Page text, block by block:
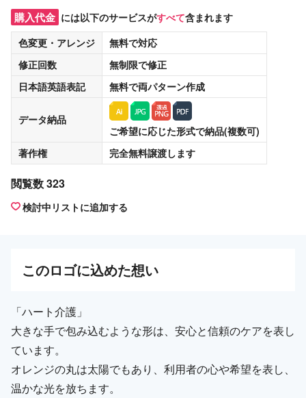
購入代金 には以下のサービスがすべて含まれます
色変更・アレンジ
無料で対応
修正回数
無制限で修正
日本語英語表記
無料で両パターン作成
データ納品
ご希望に応じた形式で納品(複数可)
著作権
完全無料譲渡します
閲覧数 323
検討中リストに追加する
このロゴに込めた想い
「ハート介護」
大きな手で包み込むような形は、安心と信頼のケアを表し
ています。
オレンジの丸は太陽でもあり、利用者の心や希望を表し、
温かな光を放ちます。